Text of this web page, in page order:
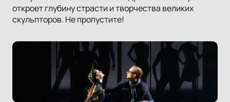
откроет глубину страсти и творчества великих
скульпторов. Не пропустите!